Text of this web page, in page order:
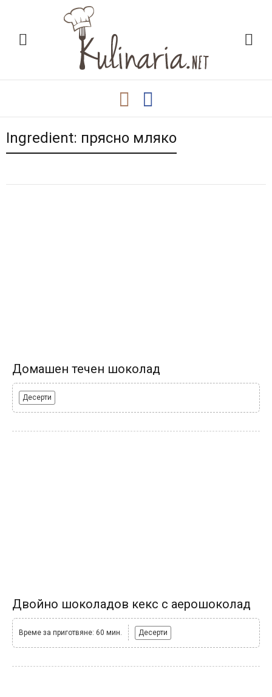
Ingredient: прясно мляко
Домашен течен шоколад
Десерти
Двойно шоколадов кекс с аерошоколад
Време за приготвяне: 60 мин. Десерти